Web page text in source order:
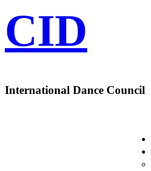
CID
International Dance Council